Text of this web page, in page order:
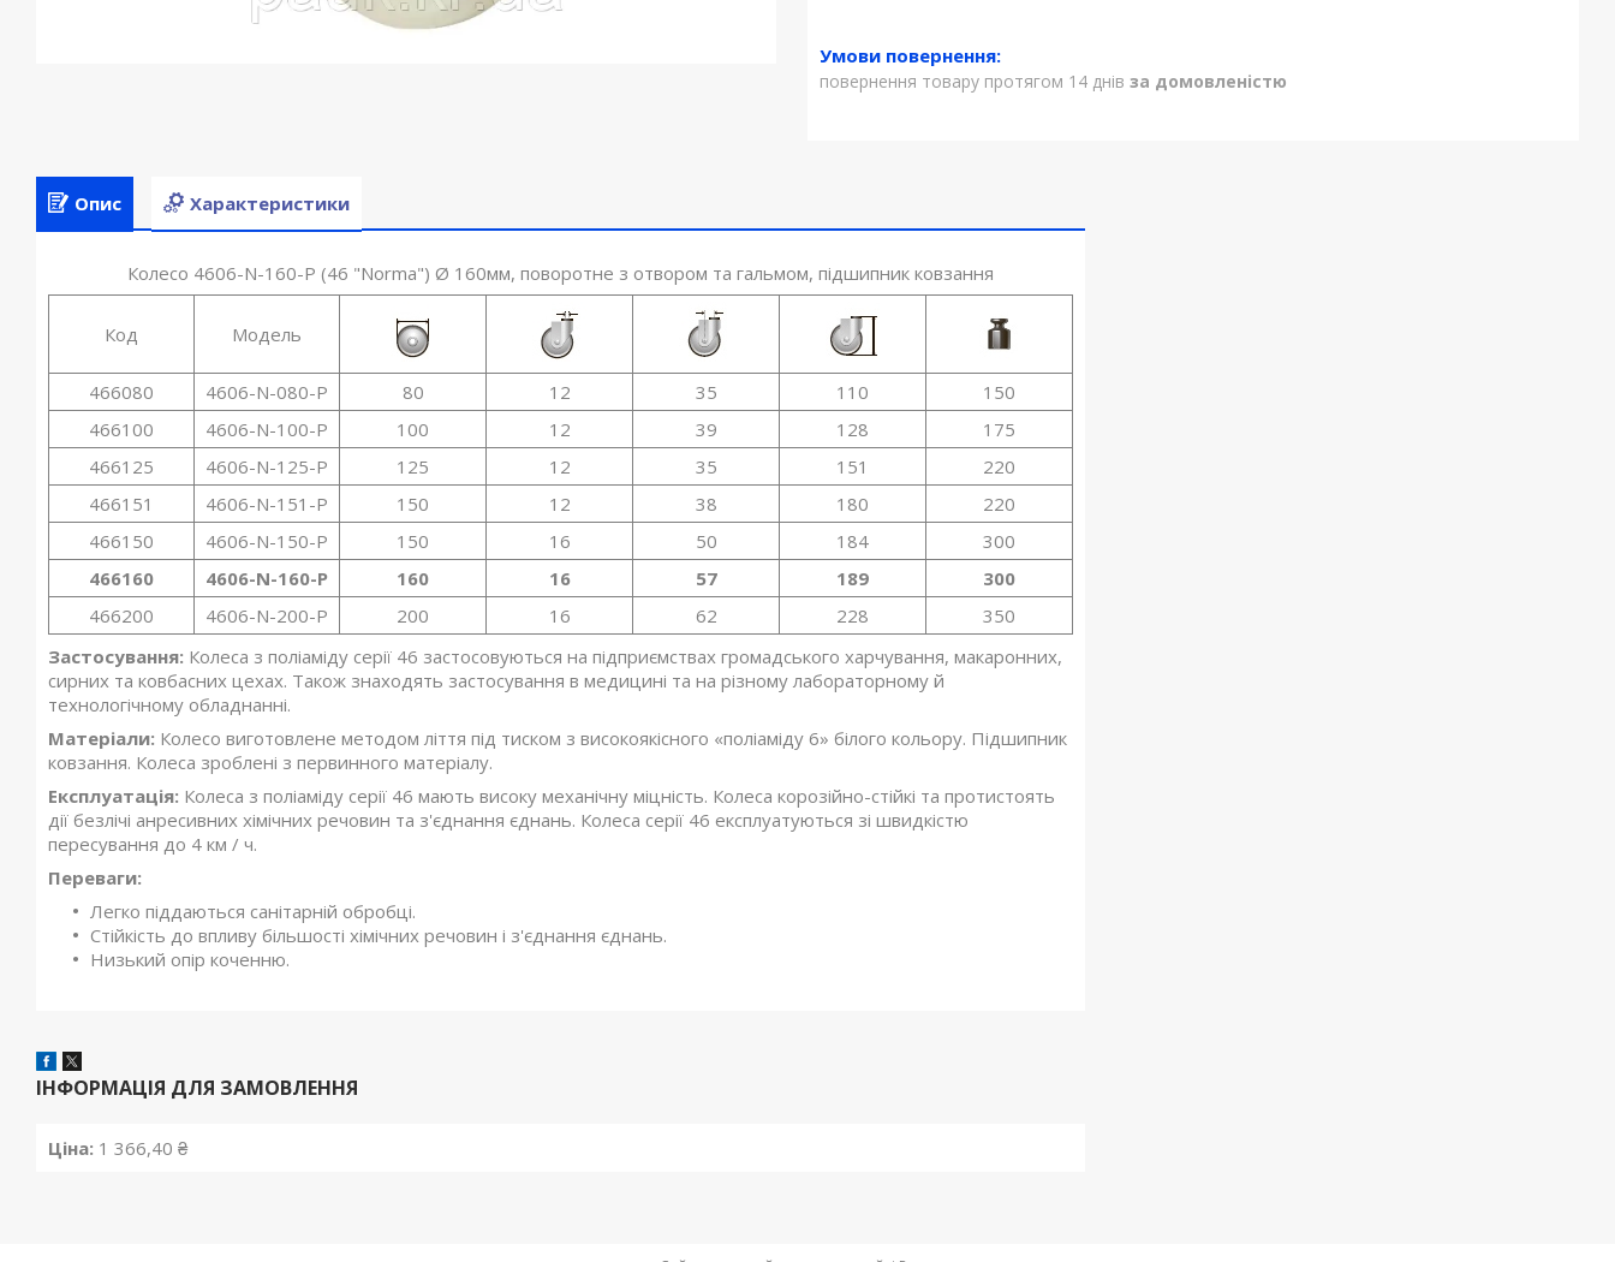
повернення товару протягом 14 днів за домовленістю
Опис Характеристики
Колесо 4606-N-160-P (46 "Norma") Ø 160мм, поворотне з отвором та гальмом, підшипник ковзання
Код Модель
466080 4606-N-080-P 80 12 35 110
150
466100
4606-N-100-P 100 12 39 128
175
466125
4606-N-125-P 125 12 35 151
220
466151
4606-N-151-P 150 12 38 180
220
466150
4606-N-150-P 150 16 50 184
300
466160
4606-N-160-P 160 16 57 189
300
466200
4606-N-200-P 200 16 62 228
350
Застосування: Колеса з поліаміду серії 46 застосовуються на підприємствах громадського харчування, макаронних,
сирних та ковбасних цехах. Також знаходять застосування в медицині та на різному лабораторному й
технологічному обладнанні.
Матеріали: Колесо виготовлене методом ліття під тиском з високоякісного «поліаміду 6» білого кольору. Підшипник
ковзання. Колеса зроблені з первинного матеріалу.
Експлуатація: Колеса з поліаміду серії 46 мають високу механічну міцність. Колеса корозійно-стійкі та протистоять
дії безлічі анресивних хімічних речовин та з'єднання єднань. Колеса серії 46 експлуатуються зі швидкістю
пересування до 4 км / ч.
Переваги:
Легко піддаються санітарній обробці.
Стійкість до впливу більшості хімічних речовин і з'єднання єднань.
Низький опір коченню.
ІНФОРМАЦІЯ ДЛЯ ЗАМОВЛЕННЯ
Ціна: 1 366,40 ₴